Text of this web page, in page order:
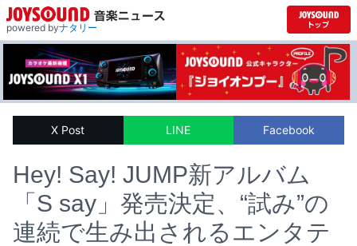
powered byナタリー
X Post LINE Facebook
Hey! Say! JUMP新アルバム
「S say」発売決定、“試み”の
連続で生み出されるエンタテ